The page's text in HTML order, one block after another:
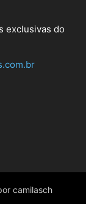
exclusivas do
camilasch